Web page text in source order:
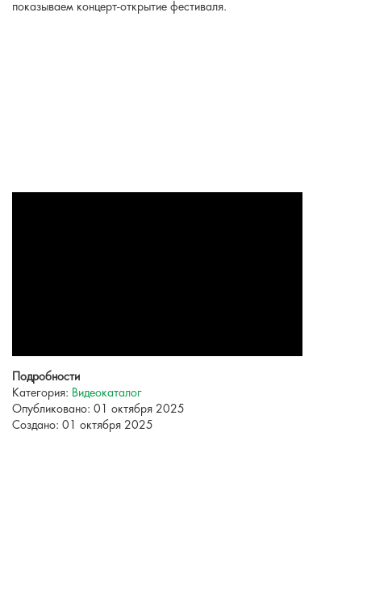
показываем концерт-открытие фестиваля.
Подробности
Категория: Видеокаталог
Опубликовано: 01 октября 2025
Создано: 01 октября 2025